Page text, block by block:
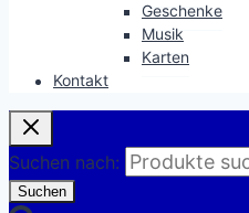
Geschenke
Musik
Karten
Kontakt
Suchen nach:
Suchen